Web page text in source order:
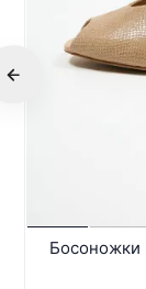
Босоножки